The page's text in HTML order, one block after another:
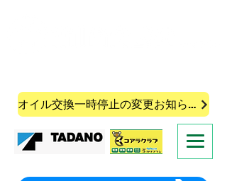
オイル交換一時停止の変更お知らせ